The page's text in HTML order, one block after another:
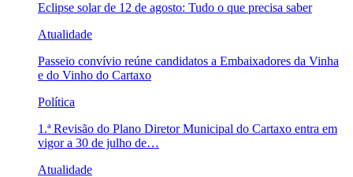
Eclipse solar de 12 de agosto: Tudo o que precisa saber
Atualidade
Passeio convívio reúne candidatos a Embaixadores da Vinha
e do Vinho do Cartaxo
Política
1.ª Revisão do Plano Diretor Municipal do Cartaxo entra em
vigor a 30 de julho de…
Atualidade